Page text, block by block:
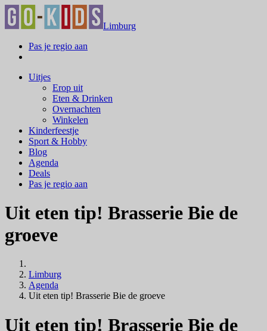
Limburg
Pas je regio aan
Uitjes
Erop uit
Eten & Drinken
Overnachten
Winkelen
Kinderfeestje
Sport & Hobby
Blog
Agenda
Deals
Pas je regio aan
Uit eten tip! Brasserie Bie de
groeve
Limburg
Agenda
Uit eten tip! Brasserie Bie de groeve
Uit eten tip! Brasserie Bie de